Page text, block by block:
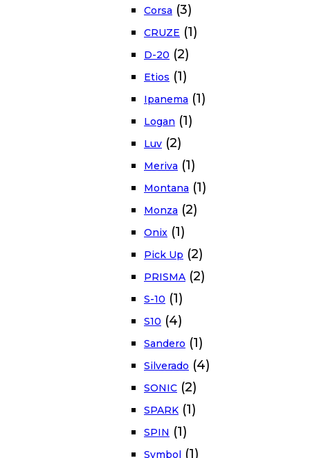
Corsa (3)
CRUZE (1)
D-20 (2)
Etios (1)
Ipanema (1)
Logan (1)
Luv (2)
Meriva (1)
Montana (1)
Monza (2)
Onix (1)
Pick Up (2)
PRISMA (2)
S-10 (1)
S10 (4)
Sandero (1)
Silverado (4)
SONIC (2)
SPARK (1)
SPIN (1)
Symbol (1)